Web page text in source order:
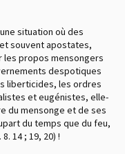
situation où des
souvent apostates,
les propos mensongers
despotiques
liberticides, les ordres
et eugénistes, elle-
du mensonge et de ses
du temps que du feu,
14 ; 19, 20) !